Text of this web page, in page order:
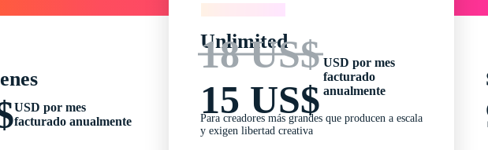
USD por mes
facturado anualmente
Unlimited
18 US$
15 US$
USD por mes
facturado
anualmente
Para creadores más grandes que producen a escala
y exigen libertad creativa